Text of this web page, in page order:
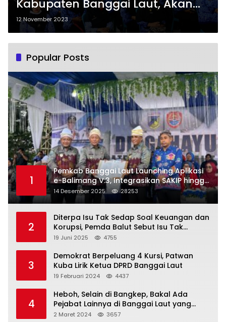
Kabupaten Banggai Laut, Akan
Dilaksanakan hingga 4 Desember
2023, Simak Ketentuannya!
12 November 2023
Popular Posts
1
Pemkab Banggai Laut Launching Aplikasi
e-Balimang V.3, Integrasikan SAKIP hingga
Satu Data Layanan Publik
14 Desember 2025 28253
2
Diterpa Isu Tak Sedap Soal Keuangan dan
Korupsi, Pemda Balut Sebut Isu Tak
Berdasar
19 Juni 2025 4755
3
Demokrat Berpeluang 4 Kursi, Patwan
Kuba Lirik Ketua DPRD Banggai Laut
19 Februari 2024 4437
4
Heboh, Selain di Bangkep, Bakal Ada
Pejabat Lainnya di Banggai Laut yang
Bakal di Ciduk, Bagini Kata Kapolres!
2 Maret 2024 3657